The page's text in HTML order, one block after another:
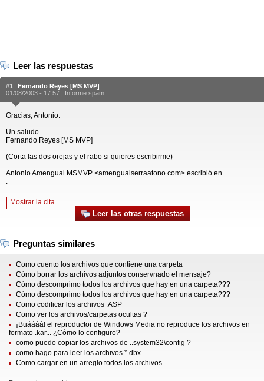
Leer las respuestas
#1
Fernando Reyes [MS MVP]
01/08/2003 - 17:57 | Informe spam
Gracias, Antonio.
Un saludo
Fernando Reyes [MS MVP]
(Corta las dos orejas y el rabo si quieres escribirme)
Antonio Amengual MSMVP <amengualserraatono.com> escribió en
:
Mostrar la cita
Leer las otras respuestas
Preguntas similares
Como cuento los archivos que contiene una carpeta
Cómo borrar los archivos adjuntos conservnado el mensaje?
Cómo descomprimo todos los archivos que hay en una carpeta???
Cómo descomprimo todos los archivos que hay en una carpeta???
Como codificar los archivos .ASP
Como ver los archivos/carpetas ocultas ?
¡Buáááá! el reproductor de Windows Media no reproduce los archivos en
formato .kar... ¿Cómo lo configuro?
como puedo copiar los archivos de ..system32\config ?
como hago para leer los archivos *.dbx
Como cargar en un arreglo todos los archivos